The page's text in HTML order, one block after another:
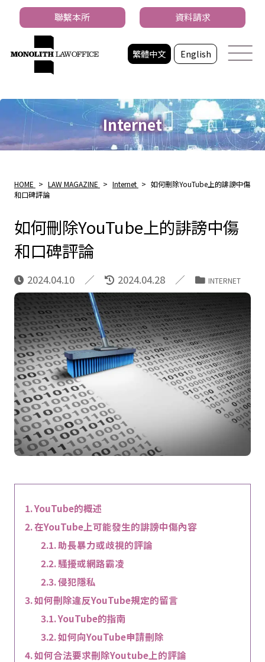
繁體中文 English
聯繫本所 資料請求
Internet
HOME > LAW MAGAZINE > Internet > 如何刪除YouTube上的誹謗中傷
和口碑評論
如何刪除YouTube上的誹謗中傷
和口碑評論
2024.04.10 2024.04.28 INTERNET
YouTube的概述
在YouTube上可能發生的誹謗中傷內容
助長暴力或歧視的評論
騷擾或網路霸凌
侵犯隱私
如何刪除違反YouTube規定的留言
YouTube的指南
如何向YouTube申請刪除
如何合法要求刪除Youtube上的評論